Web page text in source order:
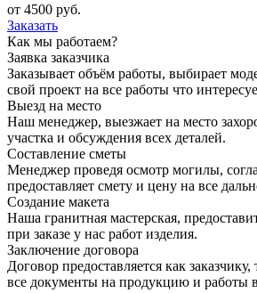
от 4500 руб.
Заказать
Как мы работаем?
Заявка заказчика
Заказывает объём работы, выбирает
свой проект на все работы что
Выезд на место
Наш менеджер, выезжает на место
участка и обсуждения всех деталей.
Составление сметы
Менеджер проведя осмотр могилы,
предоставляет смету и цену на все
Создание макета
Наша гранитная мастерская,
при заказе у нас работ изделия.
Заключение договора
Договор предоставляется как
все документы на продукцию и работы